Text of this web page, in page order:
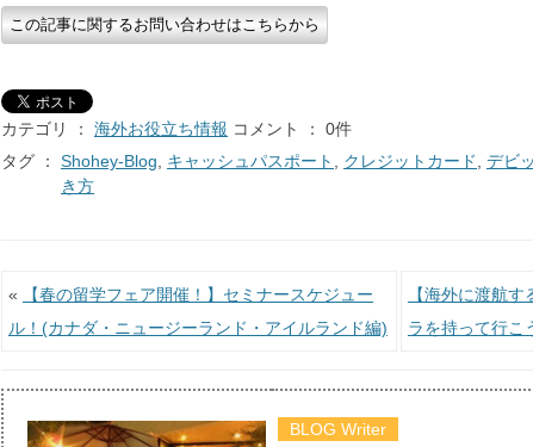
この記事に関するお問い合わせはこちらから
カテゴリ ： 海外お役立ち情報 コメント ： 0件
タグ ：
Shohey-Blog キャッシュパスポート クレジットカード デビ
き方
投稿ナビゲーション
«
【春の留学フェア開催！】セミナースケジュー
ル！(カナダ・ニュージーランド・アイルランド編)
【海外に渡航
ラを持って行こ
BLOG Writer